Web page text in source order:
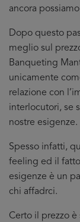
ancora
Dopo questo
meglio sul
Banqueting
unicamente
relazione con
interlocutori, se
nostre esigenze.
Spesso infatti,
feeling ed il
esigenze è un
chi affadrci.
Certo il prezzo